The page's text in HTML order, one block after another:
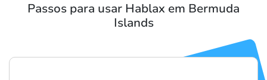
Passos para usar Hablax em Bermuda
Islands